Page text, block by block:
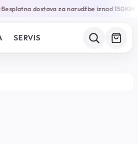
dostava za narudžbe iznad 150KM•
SERVIS